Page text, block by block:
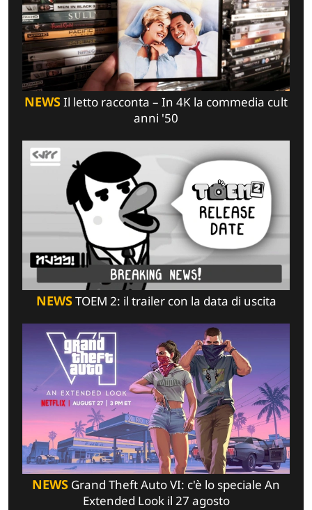
NEWSIl letto racconta – In 4K la commedia cult
anni '50
NEWSTOEM 2: il trailer con la data di uscita
NEWS Grand Theft Auto VI: c'è lo speciale An
Extended Look il 27 agosto